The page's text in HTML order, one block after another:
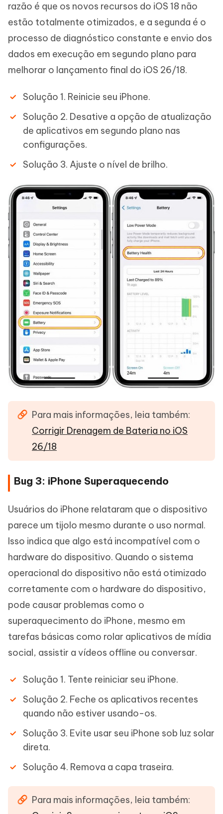
razão é que os novos recursos do iOS 18 não
estão totalmente otimizados, e a segunda é o
processo de diagnóstico constante e envio dos
dados em execução em segundo plano para
melhorar o lançamento final do iOS 26/18.
Solução 1. Reinicie seu iPhone.
Solução 2. Desative a opção de atualização
de aplicativos em segundo plano nas
configurações.
Solução 3. Ajuste o nível de brilho.
Para mais informações, leia também:
Corrigir Drenagem de Bateria no iOS
26/18
Bug 3: iPhone Superaquecendo
Usuários do iPhone relataram que o dispositivo
parece um tijolo mesmo durante o uso normal.
Isso indica que algo está incompatível com o
hardware do dispositivo. Quando o sistema
operacional do dispositivo não está otimizado
corretamente com o hardware do dispositivo,
pode causar problemas como o
superaquecimento do iPhone, mesmo em
tarefas básicas como rolar aplicativos de mídia
social, assistir a vídeos offline ou conversar.
Solução 1. Tente reiniciar seu iPhone.
Solução 2. Feche os aplicativos recentes
quando não estiver usando-os.
Solução 3. Evite usar seu iPhone sob luz solar
direta.
Solução 4. Remova a capa traseira.
Para mais informações, leia também: